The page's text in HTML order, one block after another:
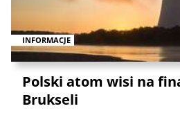
INFORMACJE
Polski atom wisi na
Brukseli